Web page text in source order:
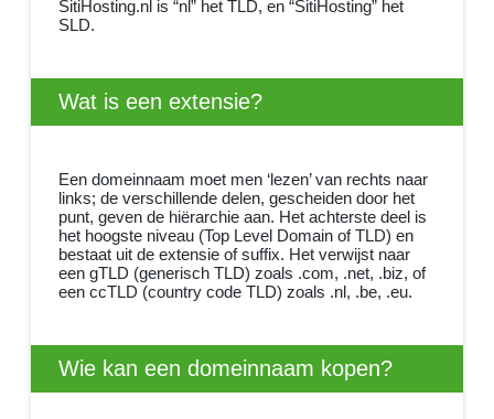
SitiHosting.nl is “nl” het TLD, en “SitiHosting” het
SLD.
Wat is een extensie?
Een domeinnaam moet men ‘lezen’ van rechts naar
links; de verschillende delen, gescheiden door het
punt, geven de hiërarchie aan. Het achterste deel is
het hoogste niveau (Top Level Domain of TLD) en
bestaat uit de extensie of suffix. Het verwijst naar
een gTLD (generisch TLD) zoals .com, .net, .biz, of
een ccTLD (country code TLD) zoals .nl, .be, .eu.
Wie kan een domeinnaam kopen?